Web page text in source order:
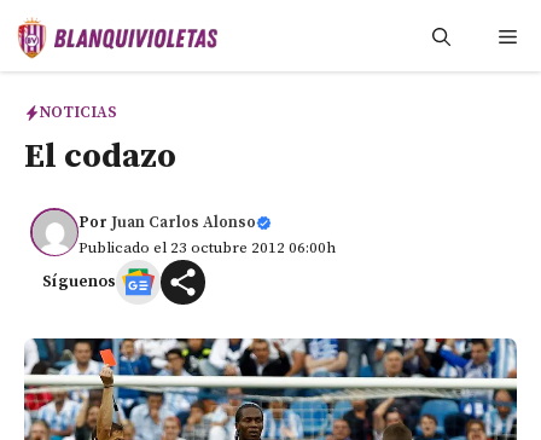
Saltar
NOTICIAS
El codazo
Por Juan Carlos Alonso
Publicado el 23 octubre 2012 06:00h
Síguenos